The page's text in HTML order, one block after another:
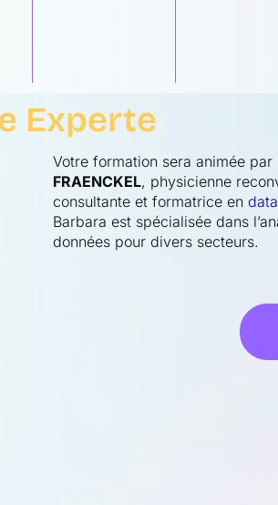
Experte
Votre formation sera animée par
FRAENCKEL, physicienne
consultante et formatrice en
Barbara est spécialisée dans
données pour divers secteurs.